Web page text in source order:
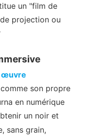
un "film de
projection ou
œuvre
son propre
en numérique
un noir et
sans grain,